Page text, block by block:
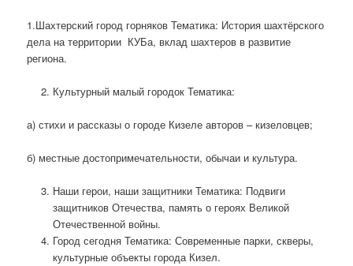
1.Шахтерский город горняков Тематика: История шахтёрского
дела на территории КУБа, вклад шахтеров в развитие
региона.
Культурный малый городок Тематика:
а) стихи и рассказы о городе Кизеле авторов – кизеловцев;
б) местные достопримечательности, обычаи и культура.
Наши герои, наши защитники Тематика: Подвиги
защитников Отечества, память о героях Великой
Отечественной войны.
Город сегодня Тематика: Современные парки, скверы,
культурные объекты города Кизел.